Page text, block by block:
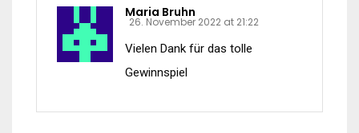
Maria Bruhn
26. November 2022 at 21:22
Vielen Dank für das tolle
Gewinnspiel